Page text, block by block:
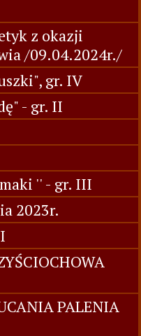
z okazji
/09.04.2024r./
gr. IV
- gr. II
'' - gr. III
2023r.
PALENIA